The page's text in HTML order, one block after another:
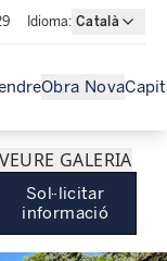
Idioma: Català
Obra Nova
VEURE GALERIA
Sol·licitar
informació